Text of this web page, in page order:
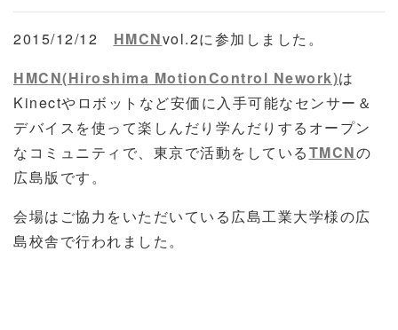
2015/12/12 HMCNvol.2に参加しました。
HMCN(Hiroshima MotionControl Nework)は
Kinectやロボットなど安価に入手可能なセンサー＆
デバイスを使って楽しんだり学んだりするオープン
なコミュニティで、東京で活動をしているTMCNの
広島版です。
会場はご協力をいただいている広島工業大学様の広
島校舎で行われました。